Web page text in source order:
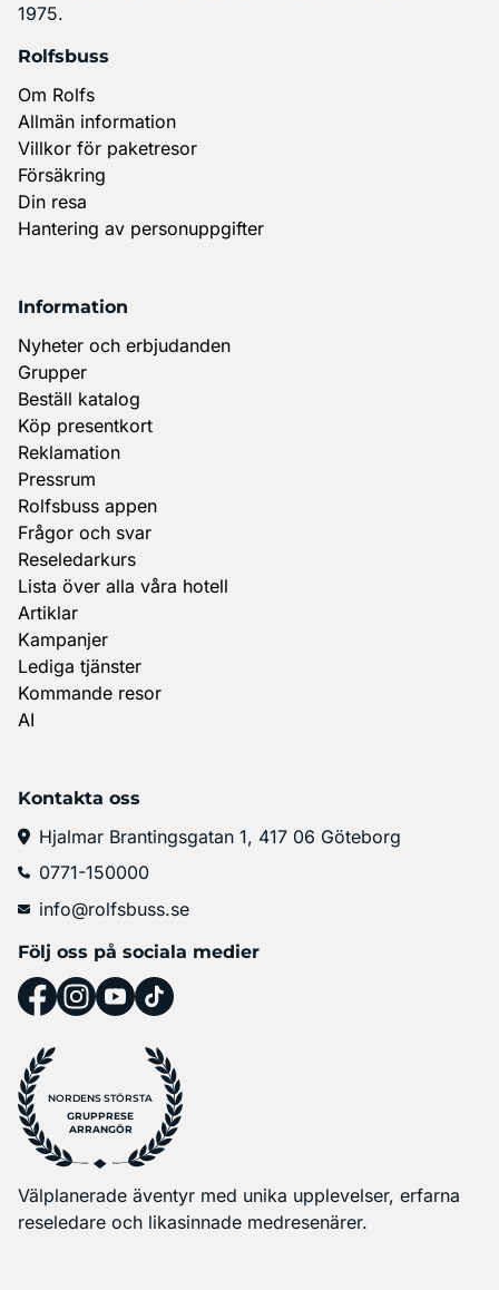
1975.
Rolfsbuss
Om Rolfs
Allmän information
Villkor för paketresor
Försäkring
Din resa
Hantering av personuppgifter
Information
Nyheter och erbjudanden
Grupper
Beställ katalog
Köp presentkort
Reklamation
Pressrum
Rolfsbuss appen
Frågor och svar
Reseledarkurs
Lista över alla våra hotell
Artiklar
Kampanjer
Lediga tjänster
Kommande resor
AI
Kontakta oss
Hjalmar Brantingsgatan 1, 417 06 Göteborg
0771-150000
info@rolfsbuss.se
Följ oss på sociala medier
NORDENS STÖRSTA
GRUPPRESE
ARRANGÖR
Välplanerade äventyr med unika upplevelser, erfarna
reseledare och likasinnade medresenärer.